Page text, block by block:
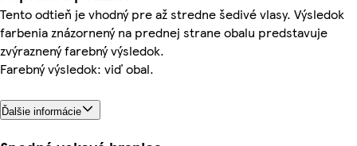
Tento odtieň je vhodný pre až stredne šedivé vlasy. Výsledok
farbenia znázornený na prednej strane obalu predstavuje
zvýraznený farebný výsledok.
Farebný výsledok: viď obal.
Ďalšie informácie